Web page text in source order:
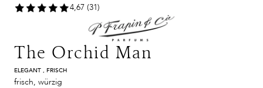
4,67 (31)
The Orchid Man
ELEGANT , FRISCH
frisch, würzig